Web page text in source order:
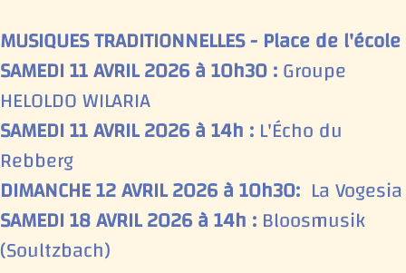
MUSIQUES TRADITIONNELLES - Place de l'école
SAMEDI 11 AVRIL 2026 à 10h30 :Groupe
HELOLDO WILARIA
SAMEDI 11 AVRIL 2026 à 14h : L'Écho du
Rebberg
DIMANCHE 12 AVRIL 2026 à 10h30: La Vogesia
SAMEDI 18 AVRIL 2026 à 14h : Bloosmusik
(Soultzbach)